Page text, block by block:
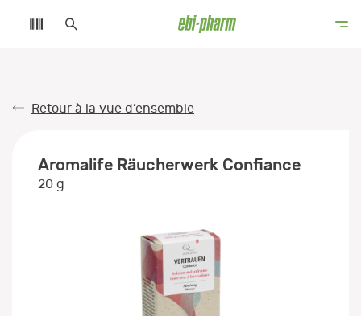
Retour à la vue d’ensemble
Aromalife Räucherwerk Confiance
20 g